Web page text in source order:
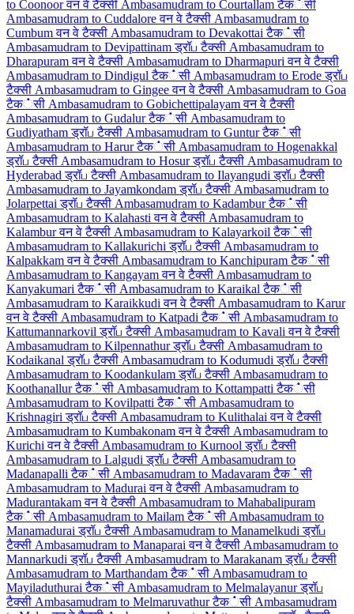
to Coonoor वन वे टैक्सी Ambasamudram to Courtallam टैक்सी
Ambasamudram to Cuddalore वन वे टैक्सी Ambasamudram to
Cumbum वन वे टैक्सी Ambasamudram to Devakottai टैक்सी
Ambasamudram to Devipattinam ड्रॉப टैक्सी Ambasamudram to
Dharapuram वन वे टैक्सी Ambasamudram to Dharmapuri वन वे टैक्सी
Ambasamudram to Dindigul टैक்सी Ambasamudram to Erode ड्रॉப
टैक्सी Ambasamudram to Gingee वन वे टैक्सी Ambasamudram to Goa
टैक்सी Ambasamudram to Gobichettipalayam वन वे टैक्सी
Ambasamudram to Gudalur टैक்सी Ambasamudram to
Gudiyatham ड्रॉப टैक्सी Ambasamudram to Guntur टैक்सी
Ambasamudram to Harur टैक்सी Ambasamudram to Hogenakkal
ड्रॉப टैक्सी Ambasamudram to Hosur ड्रॉப टैक्सी Ambasamudram to
Hyderabad ड्रॉப टैक्सी Ambasamudram to Ilayangudi ड्रॉப टैक्सी
Ambasamudram to Jayamkondam ड्रॉப टैक्सी Ambasamudram to
Jolarpettai ड्रॉப टैक्सी Ambasamudram to Kadambur टैक்सी
Ambasamudram to Kalahasti वन वे टैक्सी Ambasamudram to
Kalambur वन वे टैक्सी Ambasamudram to Kalayarkoil टैक்सी
Ambasamudram to Kallakurichi ड्रॉப टैक्सी Ambasamudram to
Kalpakkam वन वे टैक्सी Ambasamudram to Kanchipuram टैक்सी
Ambasamudram to Kangayam वन वे टैक्सी Ambasamudram to
Kanyakumari टैक்सी Ambasamudram to Karaikal टैक்सी
Ambasamudram to Karaikkudi वन वे टैक्सी Ambasamudram to Karur
वन वे टैक्सी Ambasamudram to Katpadi टैक்सी Ambasamudram to
Kattumannarkovil ड्रॉப टैक्सी Ambasamudram to Kavali वन वे टैक्सी
Ambasamudram to Kilpennathur ड्रॉப टैक्सी Ambasamudram to
Kodaikanal ड्रॉப टैक्सी Ambasamudram to Kodumudi ड्रॉப टैक्सी
Ambasamudram to Koodankulam ड्रॉப टैक्सी Ambasamudram to
Koothanallur टैक்सी Ambasamudram to Kottampatti टैक்सी
Ambasamudram to Kovilpatti टैक்सी Ambasamudram to
Krishnagiri ड्रॉப टैक्सी Ambasamudram to Kulithalai वन वे टैक्सी
Ambasamudram to Kumbakonam वन वे टैक्सी Ambasamudram to
Kurichi वन वे टैक्सी Ambasamudram to Kurnool ड्रॉப टैक्सी
Ambasamudram to Lalgudi ड्रॉப टैक्सी Ambasamudram to
Madanapalli टैक்सी Ambasamudram to Madavaram टैक்सी
Ambasamudram to Madurai वन वे टैक्सी Ambasamudram to
Madurantakam वन वे टैक्सी Ambasamudram to Mahabalipuram
टैक்सी Ambasamudram to Mailam टैक்सी Ambasamudram to
Manamadurai ड्रॉப टैक्सी Ambasamudram to Manamelkudi ड्रॉப
टैक्सी Ambasamudram to Manaparai वन वे टैक्सी Ambasamudram to
Mannarkudi ड्रॉப टैक्सी Ambasamudram to Marakanam ड्रॉப टैक्सी
Ambasamudram to Marthandam टैक்सी Ambasamudram to
Mayiladuthurai टैक்सी Ambasamudram to Melmalayanur ड्रॉப
टैक्सी Ambasamudram to Melmaruvathur टैक்सी Ambasamudram